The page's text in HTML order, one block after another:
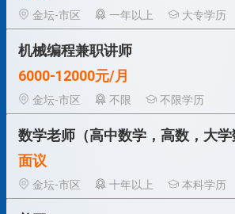
金坛-市区
一年以上 大专学历
机械编程兼职讲师
6000-12000元/月
金坛-市区
不限 不限学历
数学老师（高中数学，高数，大学
面议
金坛-市区
十年以上 本科学历